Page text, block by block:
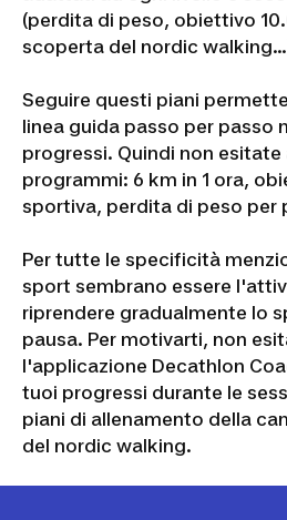
(perdita di peso, obiettivo
scoperta del nordic
Seguire questi piani
linea guida passo per passo
progressi. Quindi non
programmi: 6 km in 1 ora,
sportiva, perdita di peso per
Per tutte le specificità
sport sembrano essere
riprendere gradualmente lo
pausa. Per motivarti, non
l'applicazione Decathlon
tuoi progressi durante le
piani di allenamento della
del nordic walking.